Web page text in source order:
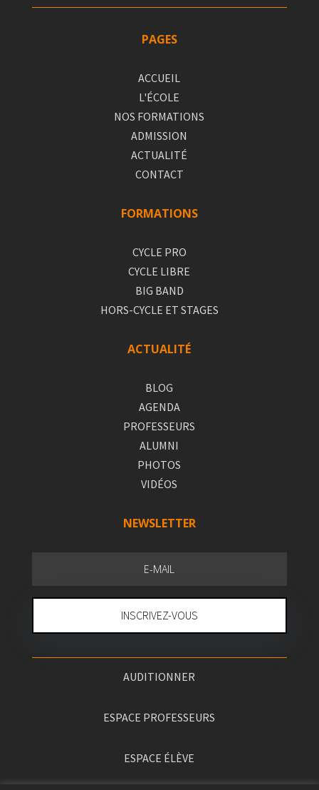
PAGES
ACCUEIL
L'ÉCOLE
NOS FORMATIONS
ADMISSION
ACTUALITÉ
CONTACT
FORMATIONS
CYCLE PRO
CYCLE LIBRE
BIG BAND
HORS-CYCLE ET STAGES
ACTUALITÉ
BLOG
AGENDA
PROFESSEURS
ALUMNI
PHOTOS
VIDÉOS
NEWSLETTER
INSCRIVEZ-VOUS
AUDITIONNER
ESPACE PROFESSEURS
ESPACE ÉLÈVE